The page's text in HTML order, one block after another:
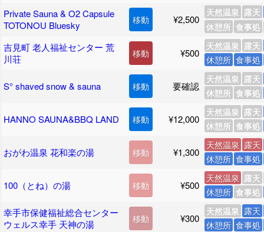
Private Sauna & O2 Capsule
TOTONOU Bluesky
移動 ¥2,500
天然温泉 露天
休憩所 食事処
吉見町 老人福祉センター 荒
川荘
移動 ¥500
天然温泉 露天
休憩所 食事処
S° shaved snow & sauna 移動 要確認
天然温泉 露天
休憩所 食事処
HANNO SAUNA&BBQ LAND 移動 ¥12,000
天然温泉 露天
休憩所 食事処
おがわ温泉 花和楽の湯 移動 ¥1,300
天然温泉 露天
休憩所 食事処
100（とね）の湯 移動 ¥500
天然温泉 露天
休憩所 食事処
幸手市保健福祉総合センター
ウェルス幸手 天神の湯
移動 ¥300
天然温泉 露天
休憩所 食事処